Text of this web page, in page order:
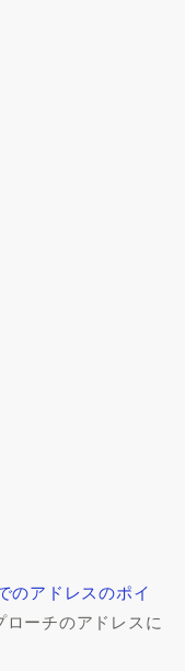
のアドレスのポイ
ーチのアドレスに